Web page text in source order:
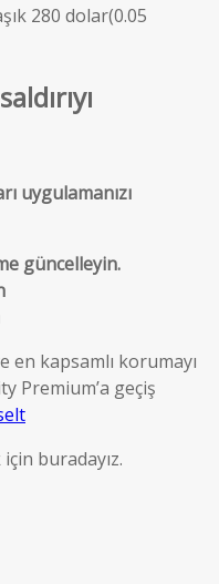
280 dolar(0.05
uygulamanızı
güncelleyin.
en kapsamlı korumayı
Premium’a geçiş
buradayız.